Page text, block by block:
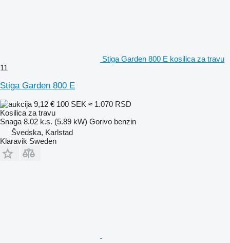
Stiga Garden 800 E kosilica za travu
11
Stiga Garden 800 E
9,12 € 100 SEK ≈ 1.070 RSD
Kosilica za travu
Snaga 8.02 k.s. (5.89 kW) Gorivo benzin
Švedska, Karlstad
Klaravik Sweden